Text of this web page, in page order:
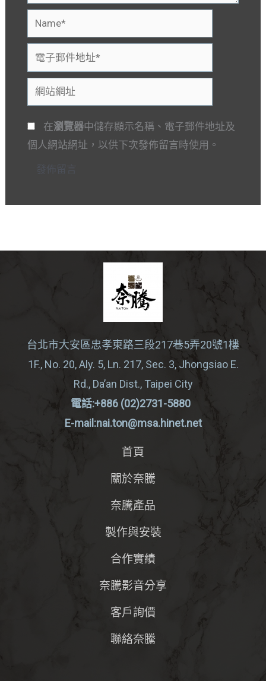
Name*
電
子
郵
件
地
址
網
站
網
址
在瀏覽器中儲存顯示名稱、電子郵件地址及
個人網站網址，以供下次發佈留言時使用。
台北市大安區忠孝東路三段217巷5弄20號1樓
1F., No. 20, Aly. 5, Ln. 217, Sec. 3, Jhongsiao E.
Rd., Da’an Dist., Taipei City
電話:+886 (02)2731-5880
E-mail:nai.ton@msa.hinet.net
首頁
關於奈騰
奈騰產品
製作與安裝
合作實績
奈騰影音分享
客戶詢價
聯絡奈騰